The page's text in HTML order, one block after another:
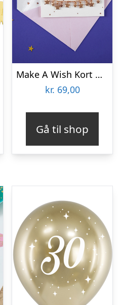
Make A Wish Kort Med Armbånd
kr. 69,00
Gå til shop